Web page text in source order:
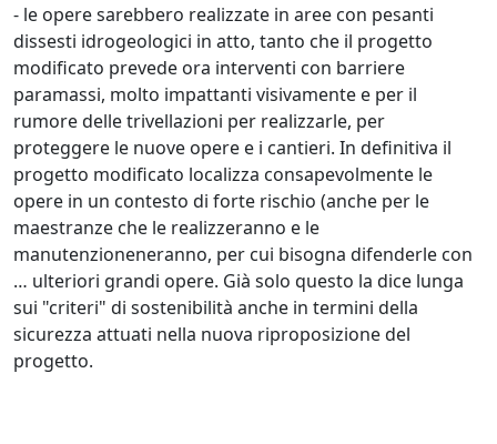
- le opere sarebbero realizzate in aree con pesanti
dissesti idrogeologici in atto, tanto che il progetto
modificato prevede ora interventi con barriere
paramassi, molto impattanti visivamente e per il
rumore delle trivellazioni per realizzarle, per
proteggere le nuove opere e i cantieri. In definitiva il
progetto modificato localizza consapevolmente le
opere in un contesto di forte rischio (anche per le
maestranze che le realizzeranno e le
manutenzioneneranno, per cui bisogna difenderle con
… ulteriori grandi opere. Già solo questo la dice lunga
sui "criteri" di sostenibilità anche in termini della
sicurezza attuati nella nuova riproposizione del
progetto.